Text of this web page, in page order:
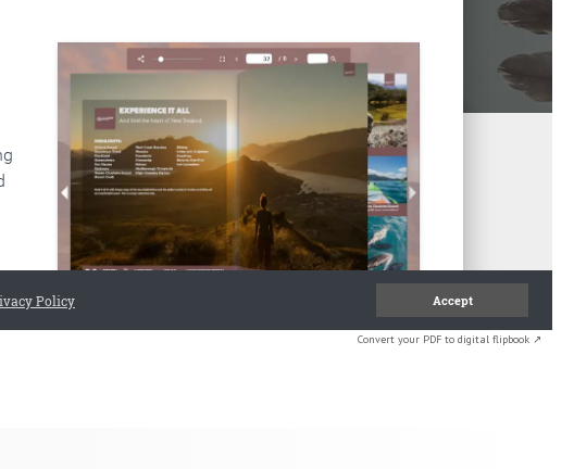
Convert your PDF to digital flipbook ↗